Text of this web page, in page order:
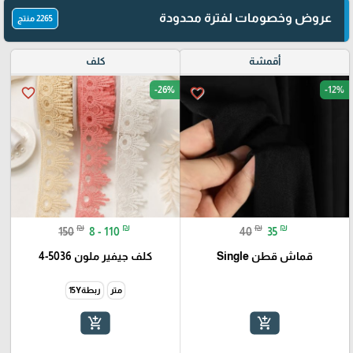
عروض وخصومات لفترة محدودة 2265 منتج
أقمشة
favorite_border -12%
40 ₪ 35 ₪
قماش قطن Single
add_shopping_cart
كلف
favorite_border -26%
150 ₪ 8 - 110 ₪
كلف جيفير ملون 5036-4
متر ربطة15Y
add_shopping_cart